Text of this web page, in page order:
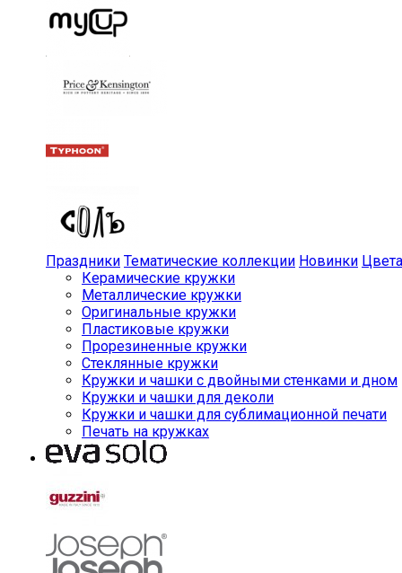
Праздники Тематические коллекции Новинки Цвета
Керамические кружки
Металлические кружки
Оригинальные кружки
Пластиковые кружки
Прорезиненные кружки
Стеклянные кружки
Кружки и чашки с двойными стенками и дном
Кружки и чашки для деколи
Кружки и чашки для сублимационной печати
Печать на кружках